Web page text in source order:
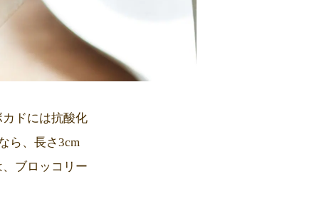
ドには抗酸化
ら、長さ3cm
ブロッコリー